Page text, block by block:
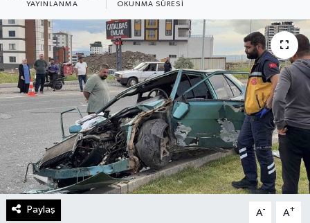
YAYINLANMA OKUNMA SÜRESI
Paylaş A- A+